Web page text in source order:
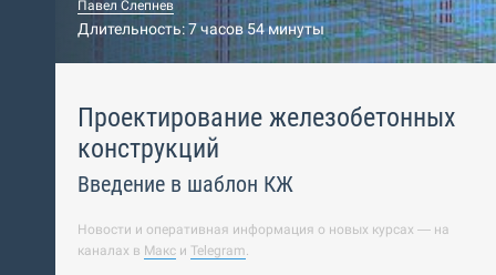
Павел Слепнев
Длительность: 7 часов 54 минуты
Проектирование железобетонных
конструкций
Введение в шаблон КЖ
Новости и оперативная информация о новых курсах — на
каналах в Макс и Telegram.